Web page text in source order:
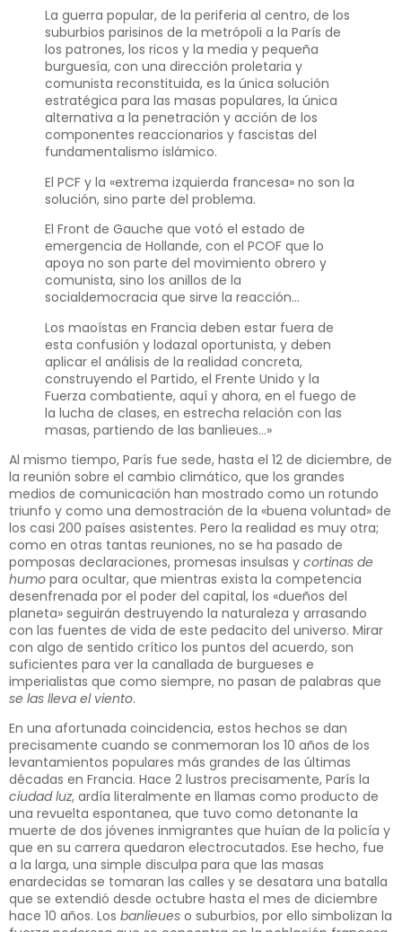
La guerra popular, de la periferia al centro, de los
suburbios parisinos de la metrópoli a la París de
los patrones, los ricos y la media y pequeña
burguesía, con una dirección proletaria y
comunista reconstituida, es la única solución
estratégica para las masas populares, la única
alternativa a la penetración y acción de los
componentes reaccionarios y fascistas del
fundamentalismo islámico.
El PCF y la «extrema izquierda francesa» no son la
solución, sino parte del problema.
El Front de Gauche que votó el estado de
emergencia de Hollande, con el PCOF que lo
apoya no son parte del movimiento obrero y
comunista, sino los anillos de la
socialdemocracia que sirve la reacción…
Los maoístas en Francia deben estar fuera de
esta confusión y lodazal oportunista, y deben
aplicar el análisis de la realidad concreta,
construyendo el Partido, el Frente Unido y la
Fuerza combatiente, aquí y ahora, en el fuego de
la lucha de clases, en estrecha relación con las
masas, partiendo de las banlieues…»
Al mismo tiempo, París fue sede, hasta el 12 de diciembre, de
la reunión sobre el cambio climático, que los grandes
medios de comunicación han mostrado como un rotundo
triunfo y como una demostración de la «buena voluntad» de
los casi 200 países asistentes. Pero la realidad es muy otra;
como en otras tantas reuniones, no se ha pasado de
pomposas declaraciones, promesas insulsas y cortinas de
humo para ocultar, que mientras exista la competencia
desenfrenada por el poder del capital, los «dueños del
planeta» seguirán destruyendo la naturaleza y arrasando
con las fuentes de vida de este pedacito del universo. Mirar
con algo de sentido crítico los puntos del acuerdo, son
suficientes para ver la canallada de burgueses e
imperialistas que como siempre, no pasan de palabras que
se las lleva el viento.
En una afortunada coincidencia, estos hechos se dan
precisamente cuando se conmemoran los 10 años de los
levantamientos populares más grandes de las últimas
décadas en Francia. Hace 2 lustros precisamente, París la
ciudad luz, ardía literalmente en llamas como producto de
una revuelta espontanea, que tuvo como detonante la
muerte de dos jóvenes inmigrantes que huían de la policía y
que en su carrera quedaron electrocutados. Ese hecho, fue
a la larga, una simple disculpa para que las masas
enardecidas se tomaran las calles y se desatara una batalla
que se extendió desde octubre hasta el mes de diciembre
hace 10 años. Los banlieues o suburbios, por ello simbolizan la